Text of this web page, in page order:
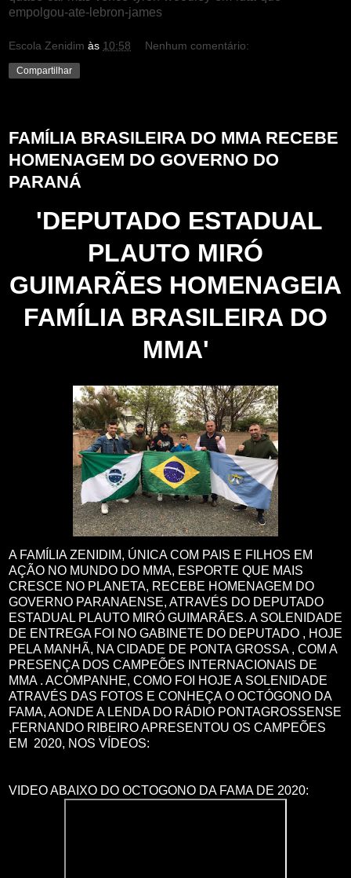
empolgou-ate-lebron-james
Escola Zenidim às 10:58 Nenhum comentário:
Compartilhar
FAMÍLIA BRASILEIRA DO MMA RECEBE
HOMENAGEM DO GOVERNO DO
PARANÁ
'DEPUTADO ESTADUAL
PLAUTO MIRÓ
GUIMARÃES HOMENAGEIA
FAMÍLIA BRASILEIRA DO
MMA'
A FAMÍLIA ZENIDIM, ÚNICA COM PAIS E FILHOS EM
AÇÃO NO MUNDO DO MMA, ESPORTE QUE MAIS
CRESCE NO PLANETA, RECEBE HOMENAGEM DO
GOVERNO PARANAENSE, ATRAVÉS DO DEPUTADO
ESTADUAL PLAUTO MIRÓ GUIMARÃES. A SOLENIDADE
DE ENTREGA FOI NO GABINETE DO DEPUTADO , HOJE
PELA MANHÃ, NA CIDADE DE PONTA GROSSA , COM A
PRESENÇA DOS CAMPEÕES INTERNACIONAIS DE
MMA . ACOMPANHE, COMO FOI HOJE A SOLENIDADE
ATRAVÉS DAS FOTOS E CONHEÇA O OCTÓGONO DA
FAMA, AONDE A LENDA DO RÁDIO PONTAGROSSENSE
,FERNANDO RIBEIRO APRESENTOU OS CAMPEÕES
EM 2020, NOS VÍDEOS:
VIDEO ABAIXO DO OCTOGONO DA FAMA DE 2020: